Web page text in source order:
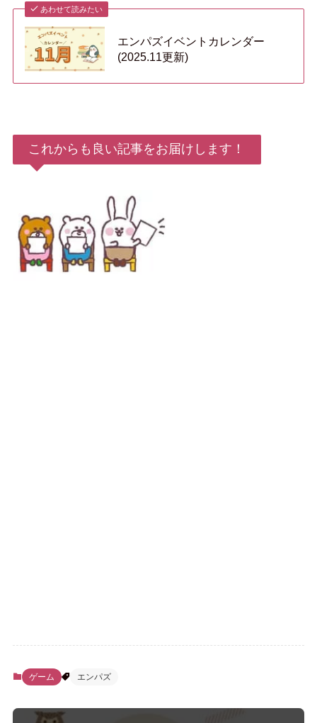
あわせて読みたい
エンパズイベントカレンダー
(2025.11更新)
これからも良い記事をお届けします！
ゲーム エンパズ